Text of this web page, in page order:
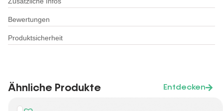
Bewertungen
Produktsicherheit
Ähnliche Produkte Entdecken